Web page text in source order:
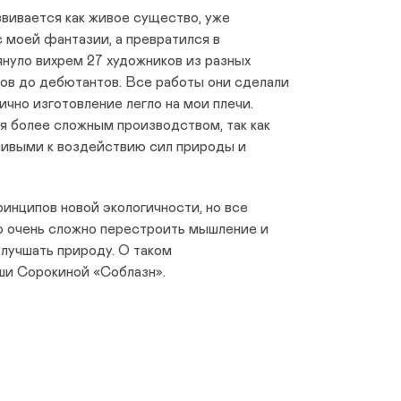
как живое существо, уже
моей фантазии, а превратился в
вихрем 27 художников из разных
до дебютантов. Все работы они сделали
изготовление легло на мои плечи.
более сложным производством, так как
к воздействию сил природы и
новой экологичности, но все
очень сложно перестроить мышление и
природу. О таком
Сорокиной «Соблазн».